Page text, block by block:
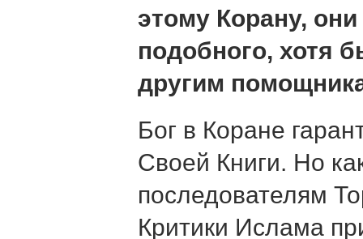
этому Корану,
подобного, хотя
другим
Бог в Коране
Своей Книги. Но
последователям
Критики Ислама